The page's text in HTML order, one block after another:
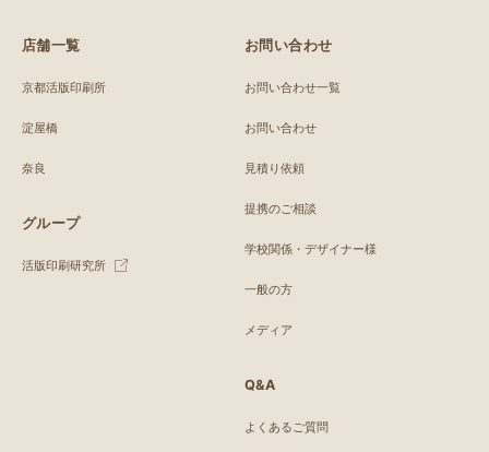
店舗一覧
京都活版印刷所
淀屋橋
奈良
グループ
活版印刷研究所
お問い合わせ
お問い合わせ一覧
お問い合わせ
見積り依頼
提携のご相談
学校関係・デザイナー様
一般の方
メディア
Q&A
よくあるご質問